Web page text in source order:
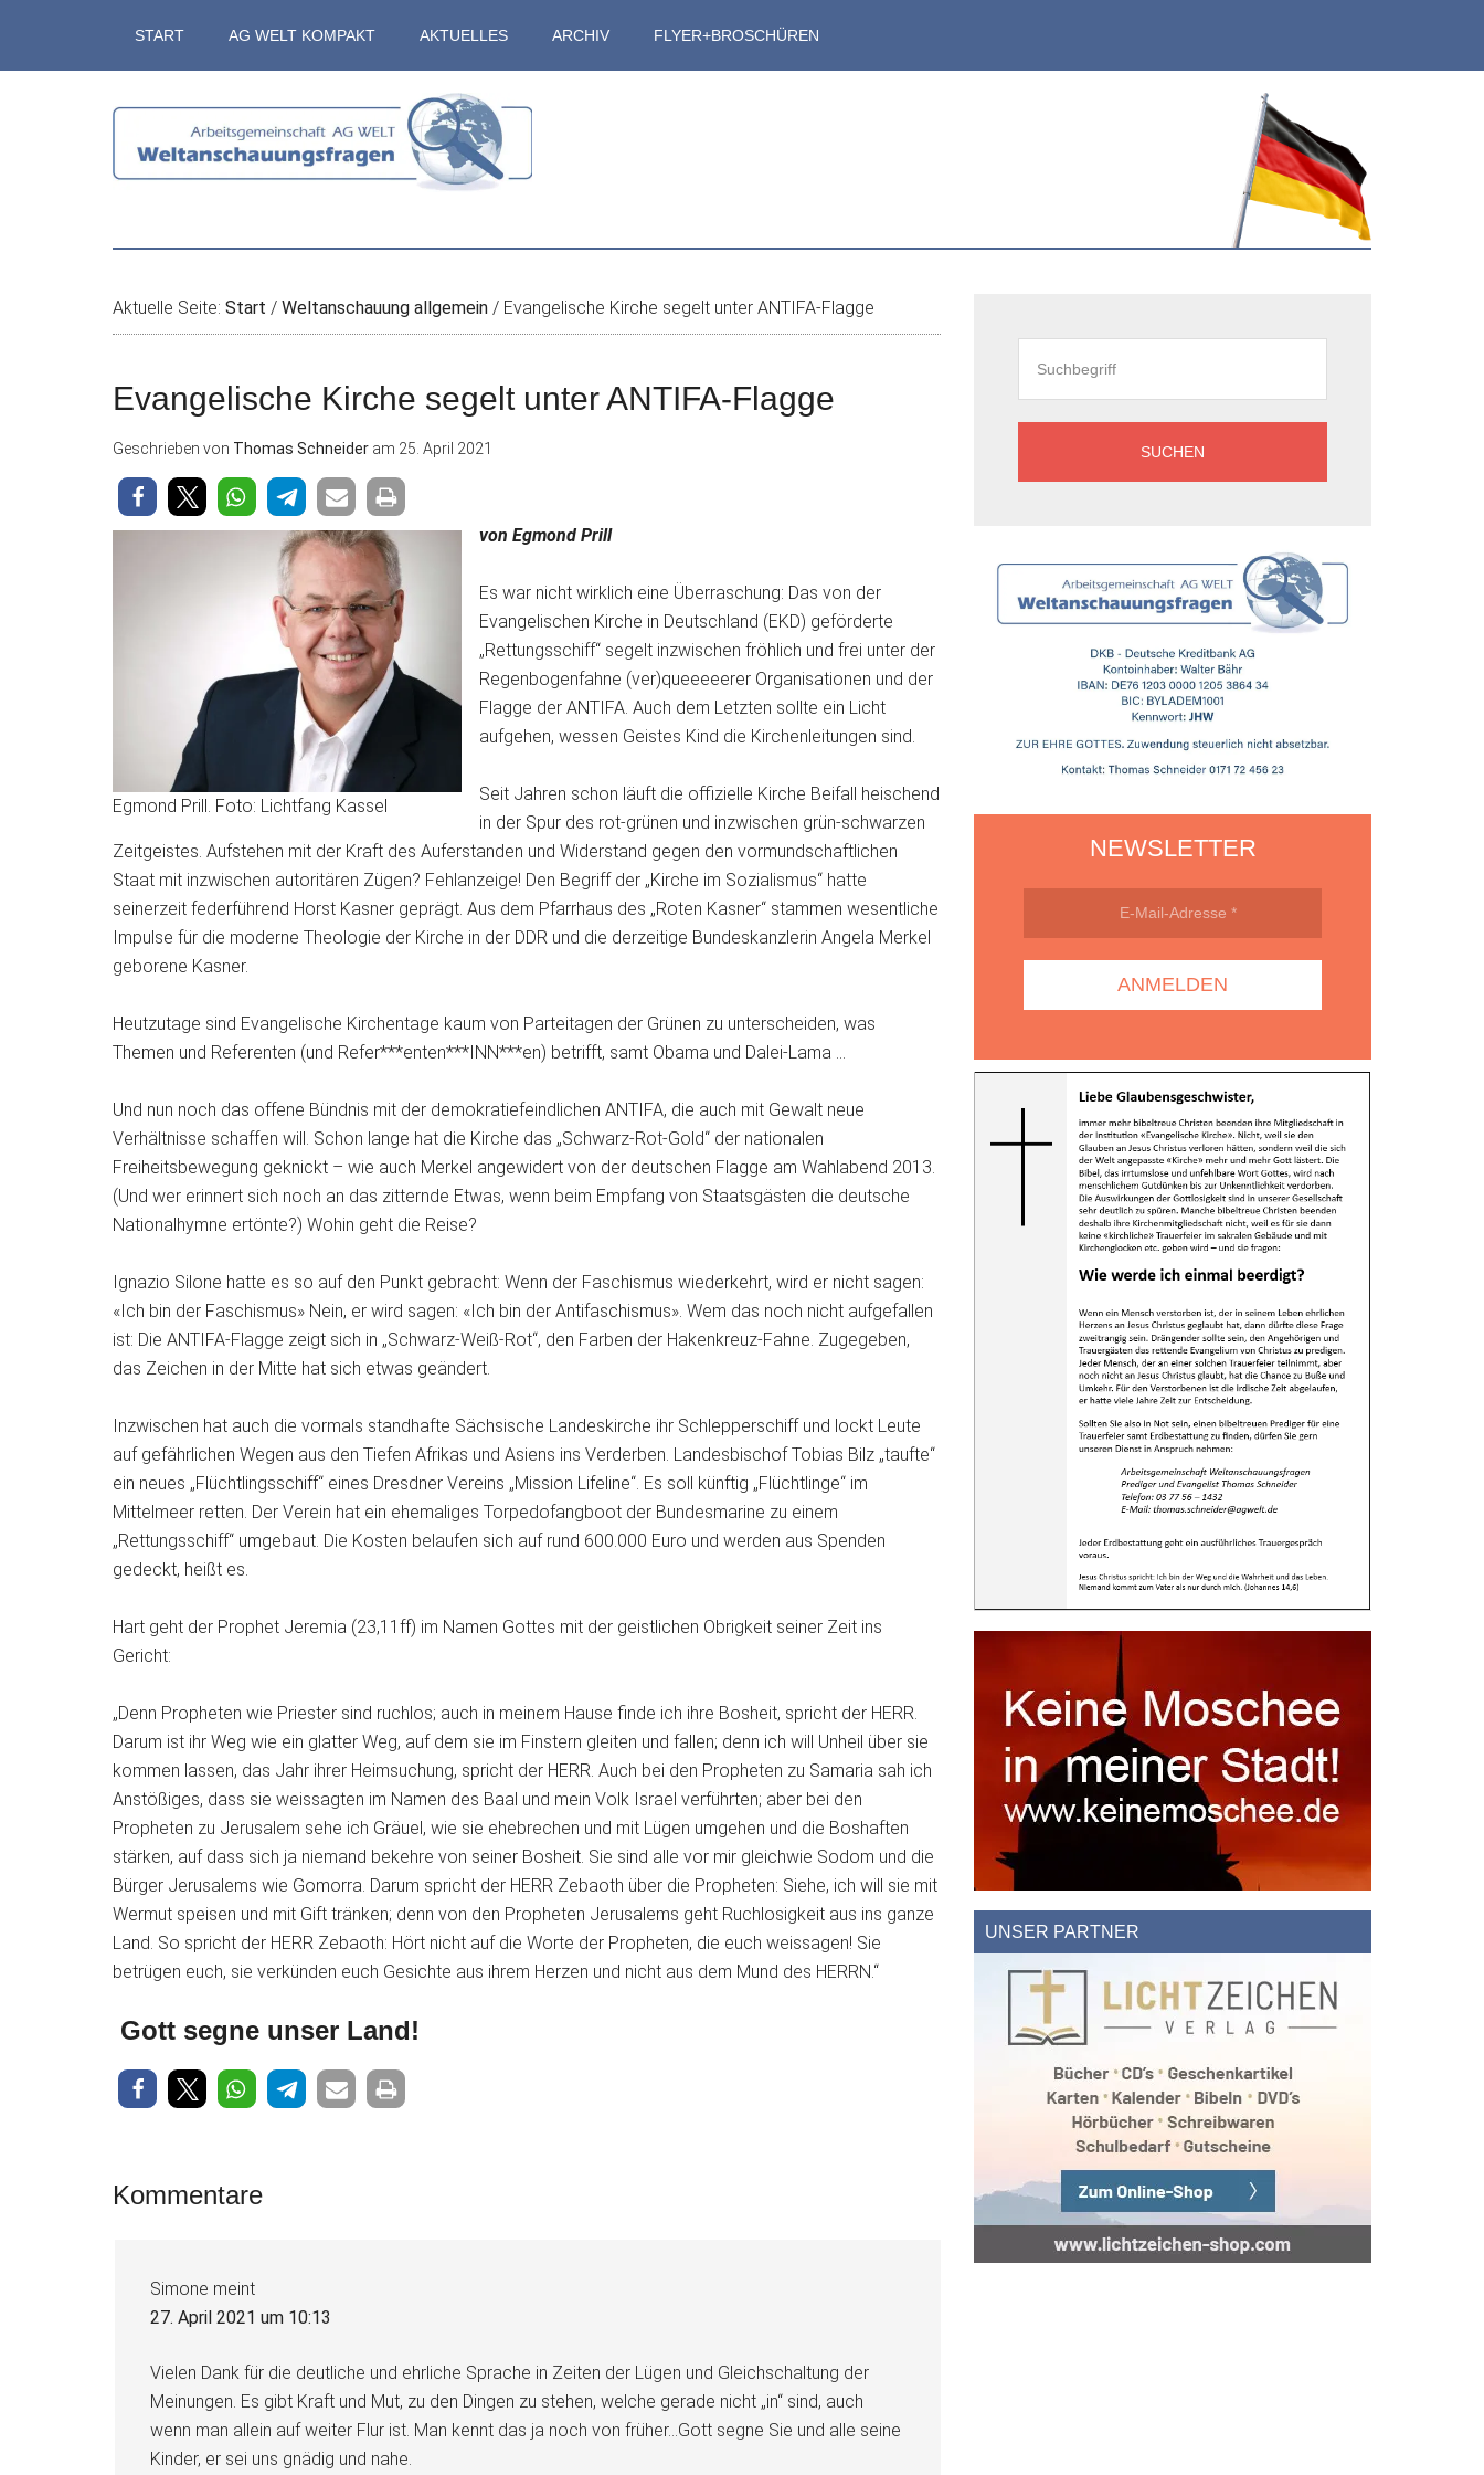
springen
secondary
springen
springen
START AG WELT KOMPAKT AKTUELLES ARCHIV FLYER+BROSCHÜREN
Aktuelle Seite: Start / Weltanschauung allgemein / Evangelische Kirche segelt unter ANTIFA-Flagge
Evangelische Kirche segelt unter ANTIFA-Flagge
Geschrieben von Thomas Schneider am 25. April 2021
Egmond Prill. Foto: Lichtfang Kassel
von Egmond Prill
Es war nicht wirklich eine Überraschung: Das von der
Evangelischen Kirche in Deutschland (EKD) geförderte
„Rettungsschiff“ segelt inzwischen fröhlich und frei unter der
Regenbogenfahne (ver)queeeeerer Organisationen und der
Flagge der ANTIFA. Auch dem Letzten sollte ein Licht
aufgehen, wessen Geistes Kind die Kirchenleitungen sind.
Seit Jahren schon läuft die offizielle Kirche Beifall heischend
in der Spur des rot-grünen und inzwischen grün-schwarzen
Zeitgeistes. Aufstehen mit der Kraft des Auferstanden und Widerstand gegen den vormundschaftlichen
Staat mit inzwischen autoritären Zügen? Fehlanzeige! Den Begriff der „Kirche im Sozialismus“ hatte
seinerzeit federführend Horst Kasner geprägt. Aus dem Pfarrhaus des „Roten Kasner“ stammen wesentliche
Impulse für die moderne Theologie der Kirche in der DDR und die derzeitige Bundeskanzlerin Angela Merkel
geborene Kasner.
Heutzutage sind Evangelische Kirchentage kaum von Parteitagen der Grünen zu unterscheiden, was
Themen und Referenten (und Refer***enten***INN***en) betrifft, samt Obama und Dalei-Lama …
Und nun noch das offene Bündnis mit der demokratiefeindlichen ANTIFA, die auch mit Gewalt neue
Verhältnisse schaffen will. Schon lange hat die Kirche das „Schwarz-Rot-Gold“ der nationalen
Freiheitsbewegung geknickt – wie auch Merkel angewidert von der deutschen Flagge am Wahlabend 2013.
(Und wer erinnert sich noch an das zitternde Etwas, wenn beim Empfang von Staatsgästen die deutsche
Nationalhymne ertönte?) Wohin geht die Reise?
Ignazio Silone hatte es so auf den Punkt gebracht: Wenn der Faschismus wiederkehrt, wird er nicht sagen:
«Ich bin der Faschismus» Nein, er wird sagen: «Ich bin der Antifaschismus». Wem das noch nicht aufgefallen
ist: Die ANTIFA-Flagge zeigt sich in „Schwarz-Weiß-Rot“, den Farben der Hakenkreuz-Fahne. Zugegeben,
das Zeichen in der Mitte hat sich etwas geändert.
Inzwischen hat auch die vormals standhafte Sächsische Landeskirche ihr Schlepperschiff und lockt Leute
auf gefährlichen Wegen aus den Tiefen Afrikas und Asiens ins Verderben. Landesbischof Tobias Bilz „taufte“
ein neues „Flüchtlingsschiff“ eines Dresdner Vereins „Mission Lifeline“. Es soll künftig „Flüchtlinge“ im
Mittelmeer retten. Der Verein hat ein ehemaliges Torpedofangboot der Bundesmarine zu einem
„Rettungsschiff“ umgebaut. Die Kosten belaufen sich auf rund 600.000 Euro und werden aus Spenden
gedeckt, heißt es.
Hart geht der Prophet Jeremia (23,11ff) im Namen Gottes mit der geistlichen Obrigkeit seiner Zeit ins
Gericht:
„Denn Propheten wie Priester sind ruchlos; auch in meinem Hause finde ich ihre Bosheit, spricht der HERR.
Darum ist ihr Weg wie ein glatter Weg, auf dem sie im Finstern gleiten und fallen; denn ich will Unheil über sie
kommen lassen, das Jahr ihrer Heimsuchung, spricht der HERR. Auch bei den Propheten zu Samaria sah ich
Anstößiges, dass sie weissagten im Namen des Baal und mein Volk Israel verführten; aber bei den
Propheten zu Jerusalem sehe ich Gräuel, wie sie ehebrechen und mit Lügen umgehen und die Boshaften
stärken, auf dass sich ja niemand bekehre von seiner Bosheit. Sie sind alle vor mir gleichwie Sodom und die
Bürger Jerusalems wie Gomorra. Darum spricht der HERR Zebaoth über die Propheten: Siehe, ich will sie mit
Wermut speisen und mit Gift tränken; denn von den Propheten Jerusalems geht Ruchlosigkeit aus ins ganze
Land. So spricht der HERR Zebaoth: Hört nicht auf die Worte der Propheten, die euch weissagen! Sie
betrügen euch, sie verkünden euch Gesichte aus ihrem Herzen und nicht aus dem Mund des HERRN.“
Gott segne unser Land!
Leser-
Kommentare
Simone meint
27. April 2021 um 10:13
Vielen Dank für die deutliche und ehrliche Sprache in Zeiten der Lügen und Gleichschaltung der
Meinungen. Es gibt Kraft und Mut, zu den Dingen zu stehen, welche gerade nicht „in“ sind, auch
wenn man allein auf weiter Flur ist. Man kennt das ja noch von früher…Gott segne Sie und alle seine
Kinder, er sei uns gnädig und nahe.
NEWSLETTER
UNSER PARTNER